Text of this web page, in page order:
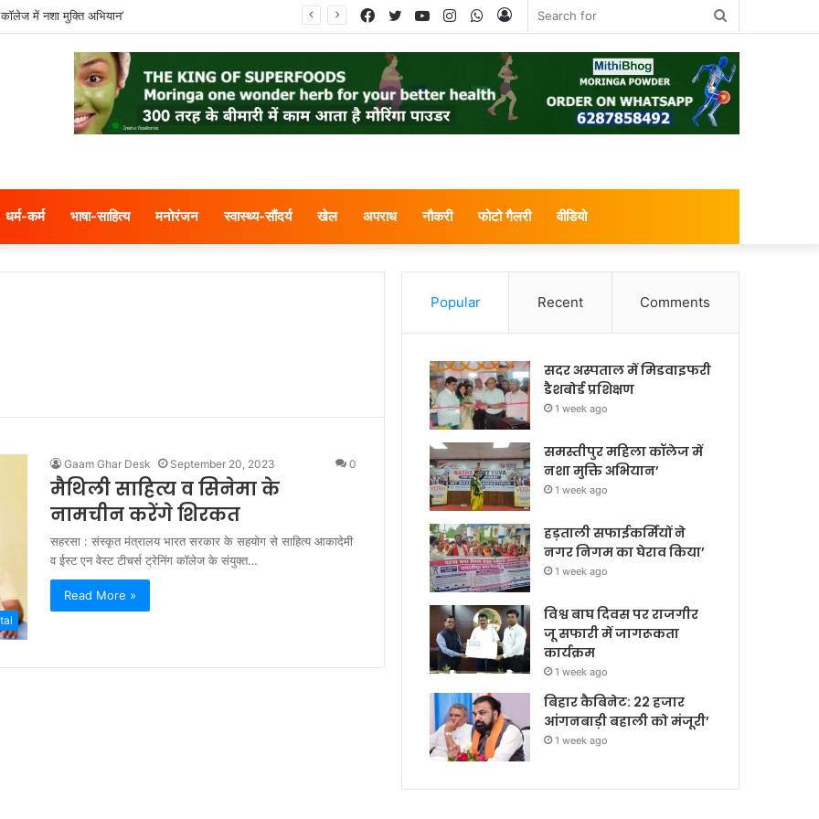
में नशा मुक्ति अभियान’
Log
WhatsApp
Instagram
YouTube
Twitter
Facebook
धर्म-कर्म भाषा-साहित्य मनोरंजन स्वास्थ्य-सौंदर्य खेल अपराध नौकरी फोटो गैलरी वीडियो
Gaam Ghar Desk September 20, 2023 0
मैथिली साहित्य व सिनेमा के
नामचीन करेंगे शिरकत
सहरसा : संस्कृत मंत्रालय भारत सरकार के सहयोग से साहित्य आकादेमी
व ईस्ट एन वेस्ट टीचर्स ट्रेनिंग कॉलेज के संयुक्त…
Read More »
Popular Recent Comments
सदर अस्पताल में मिडवाइफरी
डैशबोर्ड प्रशिक्षण
1 week ago
समस्तीपुर महिला कॉलेज में
नशा मुक्ति अभियान’
1 week ago
हड़ताली सफाईकर्मियों ने
नगर निगम का घेराव किया’
1 week ago
विश्व बाघ दिवस पर राजगीर
जू सफारी में जागरूकता
कार्यक्रम
1 week ago
बिहार कैबिनेट: 22 हजार
आंगनबाड़ी बहाली को मंजूरी’
1 week ago